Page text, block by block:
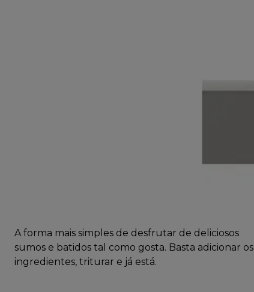
A forma mais simples de desfrutar de deliciosos
sumos e batidos tal como gosta. Basta adicionar os
ingredientes, triturar e já está.